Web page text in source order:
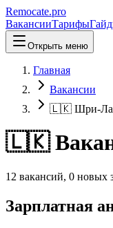
Remocate.pro
ВакансииТарифы
Открыть меню
Главная
Вакансии
🇱🇰 Шри-
🇱🇰
12 вакансий, 0 новых
Зарплатная